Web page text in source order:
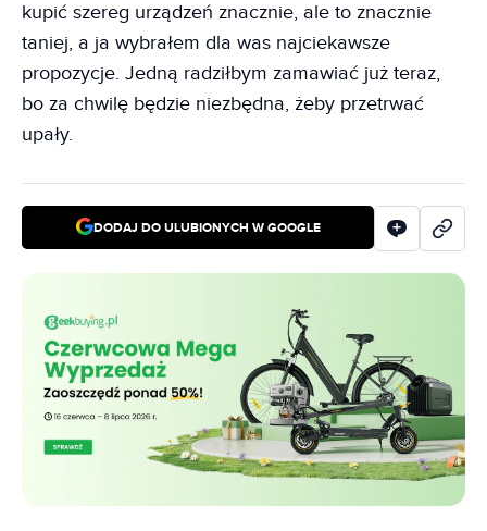
kupić szereg urządzeń znacznie, ale to znacznie
taniej, a ja wybrałem dla was najciekawsze
propozycje. Jedną radziłbym zamawiać już teraz,
bo za chwilę będzie niezbędna, żeby przetrwać
upały.
DODAJ DO ULUBIONYCH W GOOGLE